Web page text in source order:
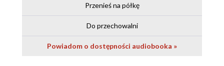
Przenieś na półkę
Do przechowalni
Powiadom o dostępności audiobooka »